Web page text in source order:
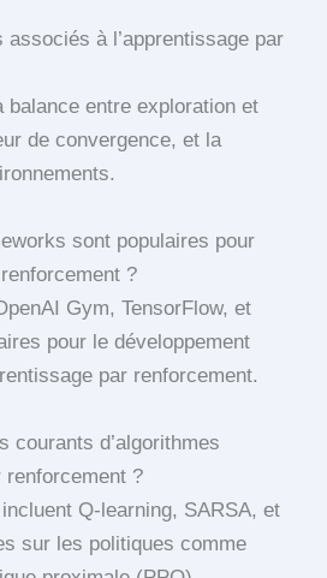
à l’apprentissage par
balance entre exploration et
de convergence, et la
sont populaires pour
?
Gym, TensorFlow, et
pour le développement
par renforcement.
courants d’algorithmes
renforcement ?
Q-learning, SARSA, et
sur les politiques comme